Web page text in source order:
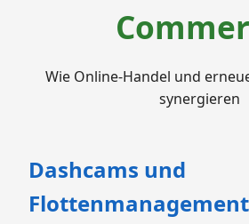
Wie Online-Handel und
synergieren
Dashcams und